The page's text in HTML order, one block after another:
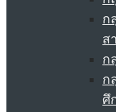
ก
ส
ก
ก
ศึ